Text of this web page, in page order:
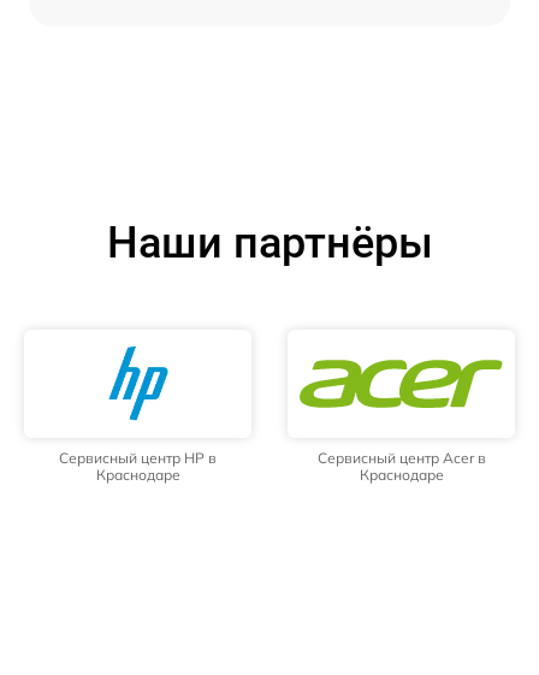
Наши партнёры
Сервисный центр HP в
Краснодаре
Сервисный центр Acer в
Краснодаре